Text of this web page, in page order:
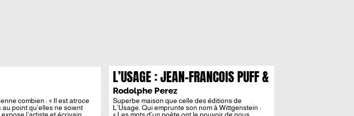
combien : « Il est atroce
point qu’elles ne soient
l’artiste et écrivain
L’USAGE : JEAN-FRANCOIS PUFF &
ELENI SIKELIANOS
Rodolphe Perez
Superbe maison que celle des éditions de
L’Usage. Qui emprunte son nom à Wittgenstein :
« Les mots d’un poète ont le pouvoir de nous